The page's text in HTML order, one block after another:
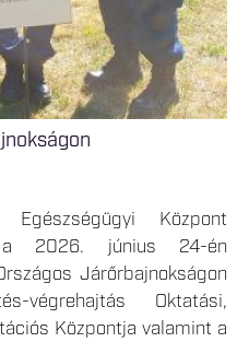
Egészségügyi Központ
2026. június 24-én
Járőrbajnokságon
Oktatási,
Központja valamint a